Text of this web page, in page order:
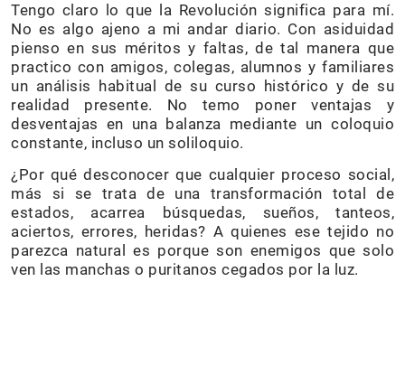
Tengo claro lo que la Revolución significa para mí.
No es algo ajeno a mi andar diario. Con asiduidad
pienso en sus méritos y faltas, de tal manera que
practico con amigos, colegas, alumnos y familiares
un análisis habitual de su curso histórico y de su
realidad presente. No temo poner ventajas y
desventajas en una balanza mediante un coloquio
constante, incluso un soliloquio.
¿Por qué desconocer que cualquier proceso social,
más si se trata de una transformación total de
estados, acarrea búsquedas, sueños, tanteos,
aciertos, errores, heridas? A quienes ese tejido no
parezca natural es porque son enemigos que solo
ven las manchas o puritanos cegados por la luz.